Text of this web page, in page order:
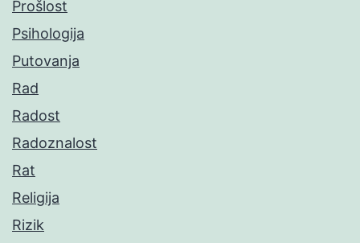
Prošlost
Psihologija
Putovanja
Rad
Radost
Radoznalost
Rat
Religija
Rizik